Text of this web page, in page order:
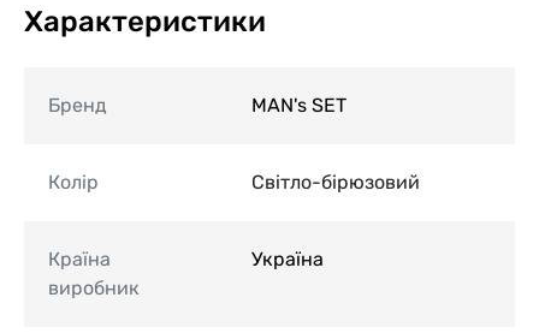
Характеристики
Бренд MAN's SET
Колір Світло-бірюзовий
Країна
виробник
Україна